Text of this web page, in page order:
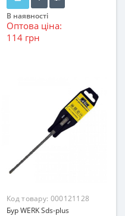
В наявності
Оптова ціна:
114 грн
Код товару: 000121128
Бур WERK Sds-plus